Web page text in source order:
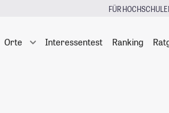
FÜR
Orte Interessentest Ranking